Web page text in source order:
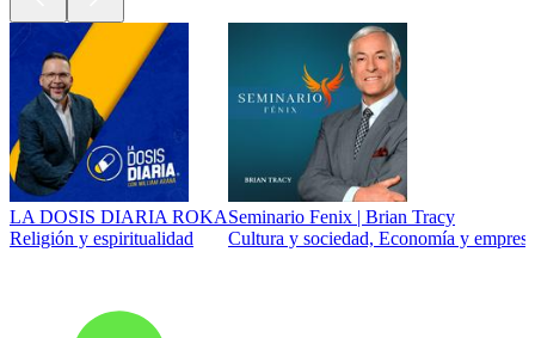
LA DOSIS DIARIA ROKA
Religión y espiritualidad
Seminario Fenix | Brian Tracy
Cultura y sociedad, Economía y